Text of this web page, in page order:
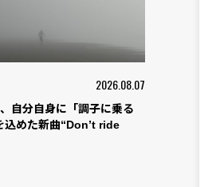
2026.08.07
自分自身に「調子に乗る
込めた新曲“Don’t ride